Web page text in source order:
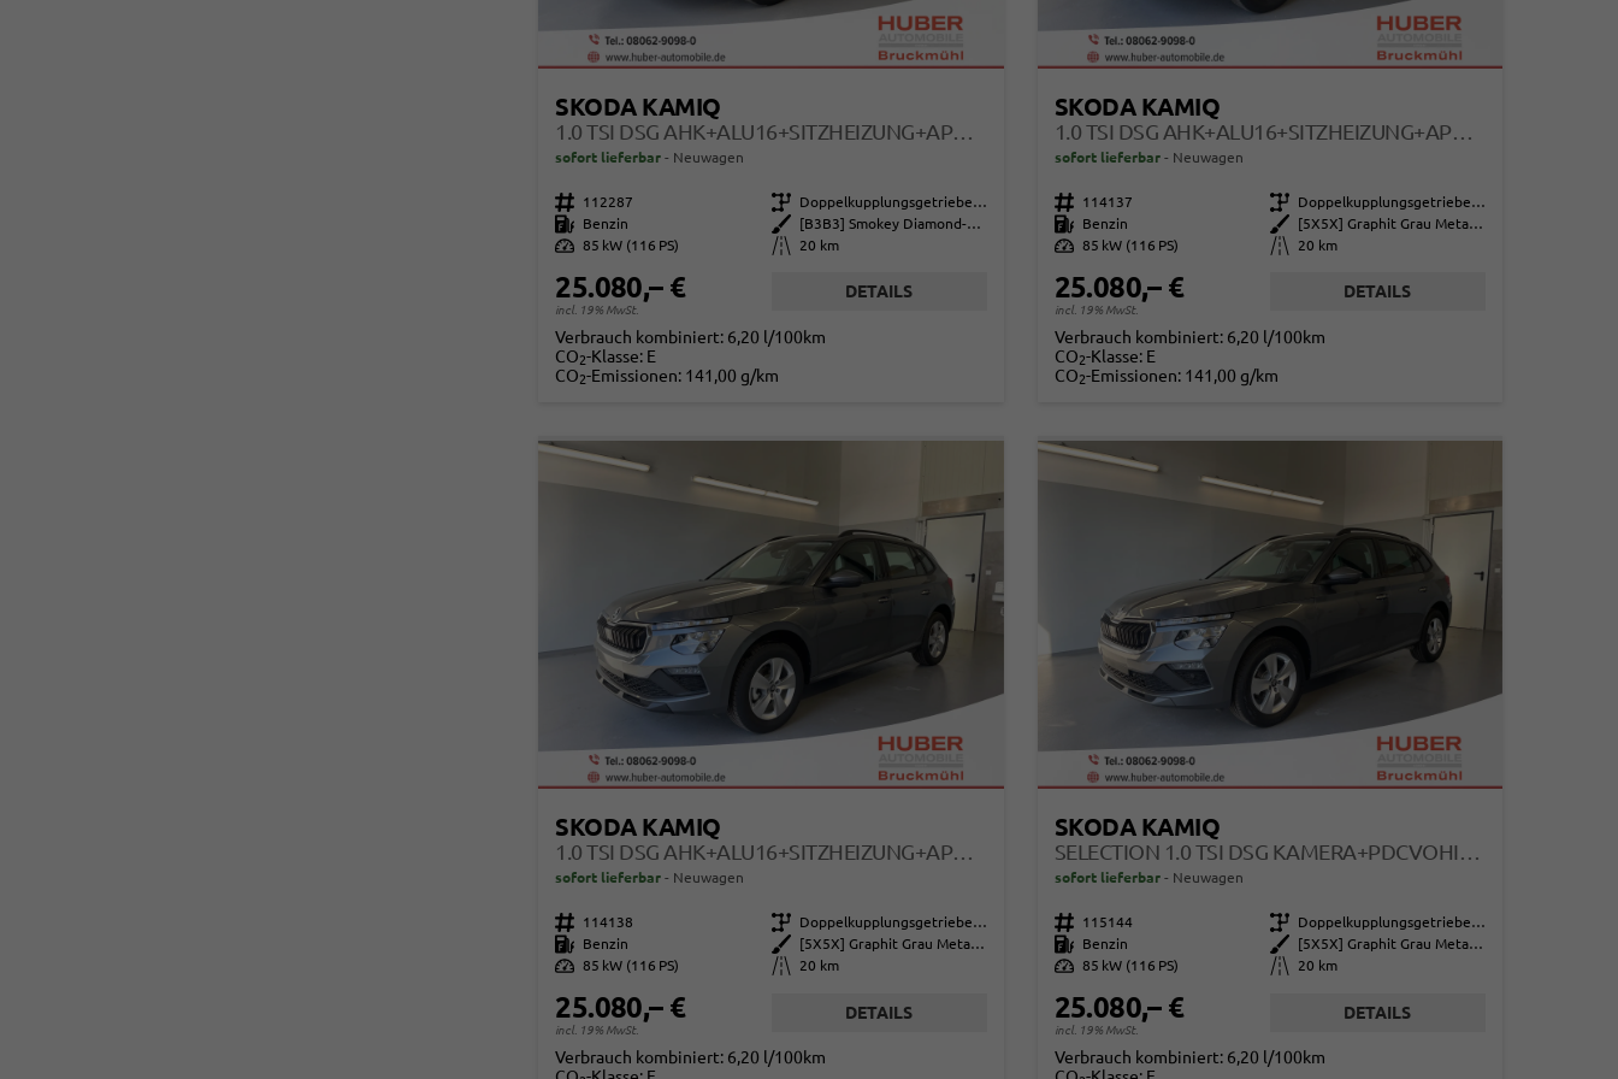
SKODA KAMIQ
sofort lieferbar Neuwagen
Fahrzeugnr. 112287 Getriebe
Doppelkupplungsgetriebe (DSG)
Kraftstoff
Benzin Außenfarbe
[B3B3] Smokey Diamond-Silber Metallic
Leistung 85 kW (116 PS) Kilometerstand 20 km
25.080,– €
incl. 19% MwSt.
DETAILS
Verbrauch kombiniert: 6,20 l/100km
CO2-Klasse: E
CO2-Emissionen: 141,00 g/km
SKODA KAMIQ
sofort lieferbar Neuwagen
Fahrzeugnr. 114137 Getriebe
Doppelkupplungsgetriebe (DSG)
Kraftstoff
Benzin Außenfarbe
[5X5X] Graphit Grau Metallic
Leistung 85 kW (116 PS) Kilometerstand 20 km
25.080,– €
incl. 19% MwSt.
DETAILS
Verbrauch kombiniert: 6,20 l/100km
CO2-Klasse: E
CO2-Emissionen: 141,00 g/km
SKODA KAMIQ
1.0 TSI DSG AHK+ALU16+SITZHEIZUNG+APPCONNECT+GV5+LED+NEBEL+KLIMA
sofort lieferbar Neuwagen
Fahrzeugnr. 114138 Getriebe
Doppelkupplungsgetriebe (DSG)
Kraftstoff
Benzin Außenfarbe
[5X5X] Graphit Grau Metallic
Leistung 85 kW (116 PS) Kilometerstand 20 km
25.080,– €
incl. 19% MwSt.
DETAILS
Verbrauch kombiniert: 6,20 l/100km
SKODA KAMIQ
SELECTION 1.0 TSI DSG KAMERA+PDCVOHI+SITZHEIZUNG+APPCONNECT+SUNSET+ALU16
sofort lieferbar Neuwagen
Fahrzeugnr. 115144 Getriebe
Doppelkupplungsgetriebe (DSG)
Kraftstoff
Benzin Außenfarbe
[5X5X] Graphit Grau Metallic
Leistung 85 kW (116 PS) Kilometerstand 20 km
25.080,– €
incl. 19% MwSt.
DETAILS
Verbrauch kombiniert: 6,20 l/100km